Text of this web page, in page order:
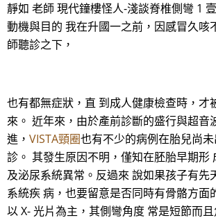
靜如 老師 現代鐘樓怪人-淺談脊椎側彎 1
動機與目的 我在升國一之前，因感冒久咳
師聽診之下，
也有都無症狀，直 到成人健康檢查時，才
來。 近年來，由於產前診斷的盛行與超音
進， VISTA頸圈也有不少的病例在胎兒尚
診。 其發生原因不明，僅知在胚胎早期形
及泌尿系統異常。反過來 說如果孩子有先
系統疾 病，也要留意是否同時有骨骼方面
以 X- 光片為主，其側彎角度 常是短節而